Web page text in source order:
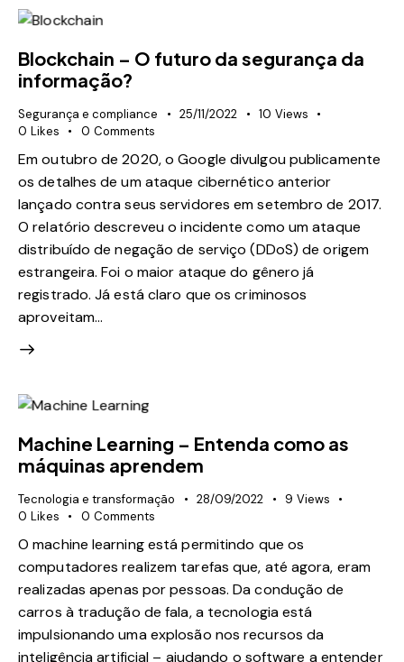
Blockchain – O futuro da segurança da
informação?
Segurança e compliance 25/11/2022 10 Views
0 Likes 0 Comments
Em outubro de 2020, o Google divulgou publicamente
os detalhes de um ataque cibernético anterior
lançado contra seus servidores em setembro de 2017.
O relatório descreveu o incidente como um ataque
distribuído de negação de serviço (DDoS) de origem
estrangeira. Foi o maior ataque do gênero já
registrado. Já está claro que os criminosos
aproveitam…
Machine Learning – Entenda como as
máquinas aprendem
Tecnologia e transformação 28/09/2022 9 Views
0 Likes 0 Comments
O machine learning está permitindo que os
computadores realizem tarefas que, até agora, eram
realizadas apenas por pessoas. Da condução de
carros à tradução de fala, a tecnologia está
impulsionando uma explosão nos recursos da
inteligência artificial – ajudando o software a entender